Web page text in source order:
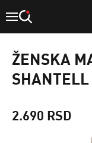
ŽENSKA
SHANTELL
2.690 RSD